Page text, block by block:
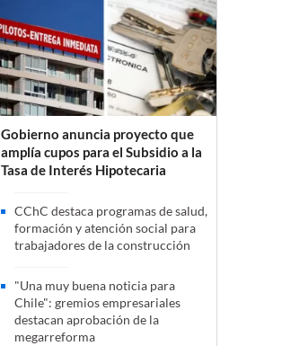
Gobierno anuncia proyecto que
amplía cupos para el Subsidio a la
Tasa de Interés Hipotecaria
CChC destaca programas de salud,
formación y atención social para
trabajadores de la construcción
"Una muy buena noticia para
Chile": gremios empresariales
destacan aprobación de la
megarreforma